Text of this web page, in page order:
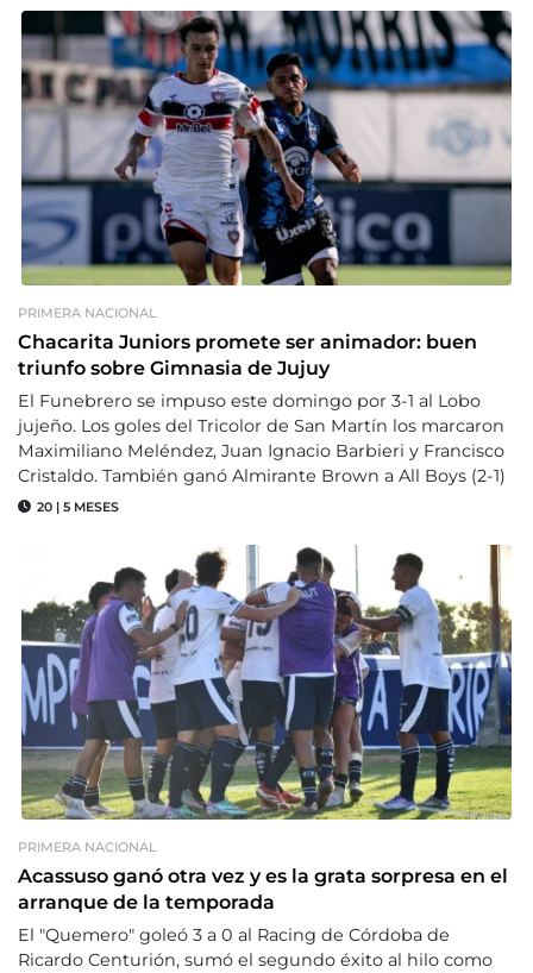
PRIMERA NACIONAL
Chacarita Juniors promete ser animador: buen
triunfo sobre Gimnasia de Jujuy
El Funebrero se impuso este domingo por 3-1 al Lobo
jujeño. Los goles del Tricolor de San Martín los marcaron
Maximiliano Meléndez, Juan Ignacio Barbieri y Francisco
Cristaldo. También ganó Almirante Brown a All Boys (2-1)
20 | 5 MESES
PRIMERA NACIONAL
Acassuso ganó otra vez y es la grata sorpresa en el
arranque de la temporada
El "Quemero" goleó 3 a 0 al Racing de Córdoba de
Ricardo Centurión, sumó el segundo éxito al hilo como